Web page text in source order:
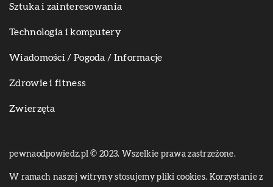
Sztuka i zainteresowania
Technologia i komputery
Wiadomości / Pogoda / Informacje
Zdrowie i fitness
Zwierzęta
pewnaodpowiedz.pl © 2023. Wszelkie prawa zastrzeżone.
W ramach naszej witryny stosujemy pliki cookies. Korzystanie z